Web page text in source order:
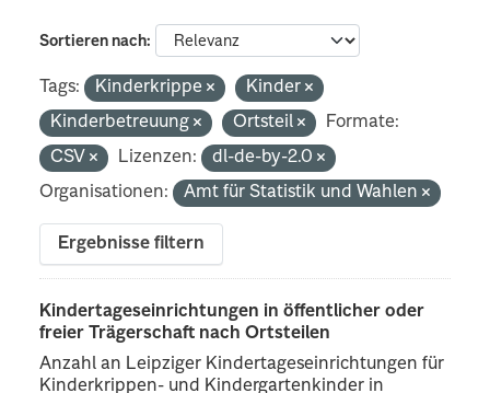
Sortieren nach
Tags: Kinderkrippe
Kinder
Kinderbetreuung
Ortsteil
Formate:
CSV
Lizenzen:
dl-de-by-2.0
Organisationen:
Amt für Statistik und Wahlen
Ergebnisse filtern
Kindertageseinrichtungen in öffentlicher oder
freier Trägerschaft nach Ortsteilen
Anzahl an Leipziger Kindertageseinrichtungen für
Kinderkrippen- und Kindergartenkinder in